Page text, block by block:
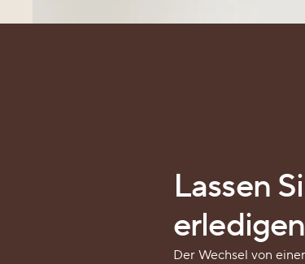
Lassen
erledigen
Der Wechsel von